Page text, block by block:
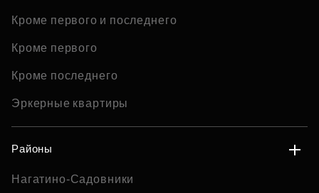
Кроме первого и последнего
Кроме первого
Кроме последнего
Эркерные квартиры
Районы
Нагатино-Садовники